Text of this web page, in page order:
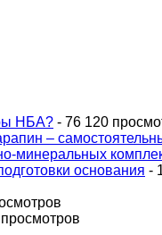
НБА? - 76 120
–
минеральных
основания -